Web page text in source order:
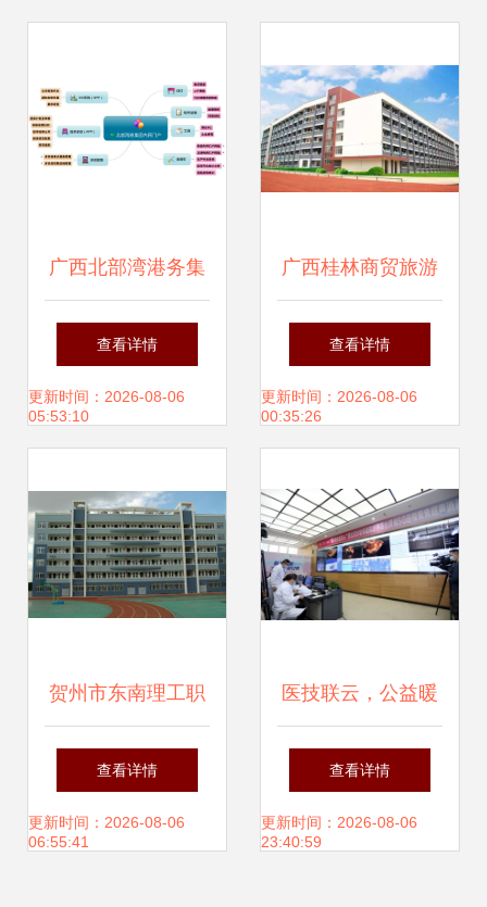
广西北部湾港务集
团门户 数字化转型
的引擎与广西软件
查看详情
更新时间：2026-08-06
05:53:10
广西桂林商贸旅游
技工学校 探索复合
型人才培养新路
发注入新活力
查看详情
更新时间：2026-08-06
00:35:26
贺州市东南理工职
业技术学校 广西软
件开发人才的摇篮
查看详情
更新时间：2026-08-06
06:55:41
医技联云，公益暖
疆 第三届全球多中
心远程协同手术保
查看详情
更新时间：2026-08-06
23:40:59